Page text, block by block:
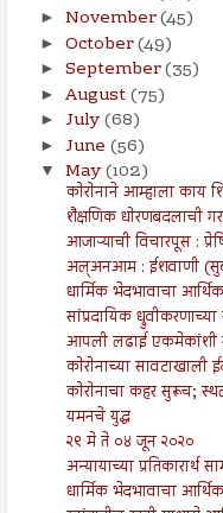
► November(45)
► October(49)
► September(35)
► August(75)
► July(68)
► June (56)
▼ May(102)
कोरोनाने आम्हाला काय
शैक्षणिक धोरणबदलाची
आजाऱ्याची विचारपूस :
अल्अनआम : ईशवाणी
धार्मिक भेदभावाचा
सांप्रदायिक
आपली लढाई एकमेकांशी
कोरोनाच्या सावटाखाली
कोरोनाचा कहर सुरूच;
यमनचे युद्ध
२९ मे ते ०४ जून २०२०
अन्यायाच्या
धार्मिक भेदभावाचा